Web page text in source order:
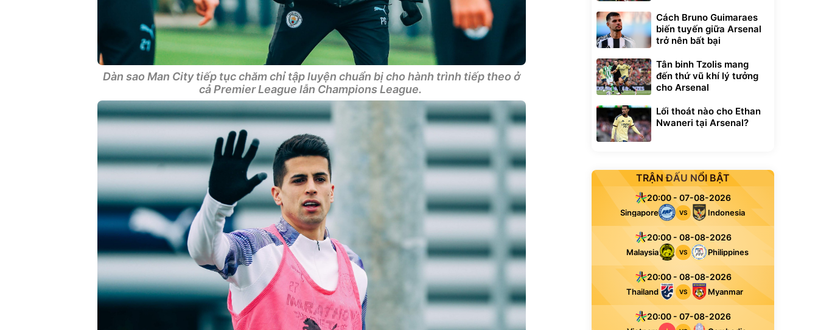
Dàn sao Man City tiếp tục chăm chỉ tập luyện chuẩn bị cho hành trình tiếp theo ở
cả Premier League lẫn Champions League.
Cách Bruno Guimaraes
biến tuyến giữa Arsenal
trở nên bất bại
Tân binh Tzolis mang
đến thứ vũ khí lý tưởng
cho Arsenal
Lối thoát nào cho Ethan
Nwaneri tại Arsenal?
TRẬN ĐẤU NỔI BẬT
20:00 - 07-08-2026
Singapore VS Indonesia
20:00 - 08-08-2026
Malaysia VS Philippines
20:00 - 08-08-2026
Thailand VS Myanmar
20:00 - 07-08-2026